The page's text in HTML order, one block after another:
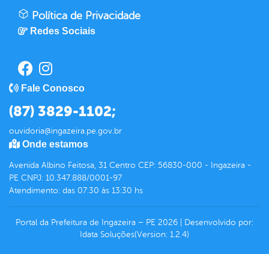
Política de Privacidade
Redes Sociais
Fale Conosco
(87) 3829-1102;
ouvidoria@ingazeira.pe.gov.br
Onde estamos
Avenida Albino Feitosa, 31 Centro CEP: 56830-000 - Ingazeira -
PE CNPJ: 10.347.888/0001-97
Atendimento: das 07:30 às 13:30 hs
Portal da Prefeitura de Ingazeira – PE 2026
Desenvolvido por:
Idata Soluções(Version: 1.2.4)